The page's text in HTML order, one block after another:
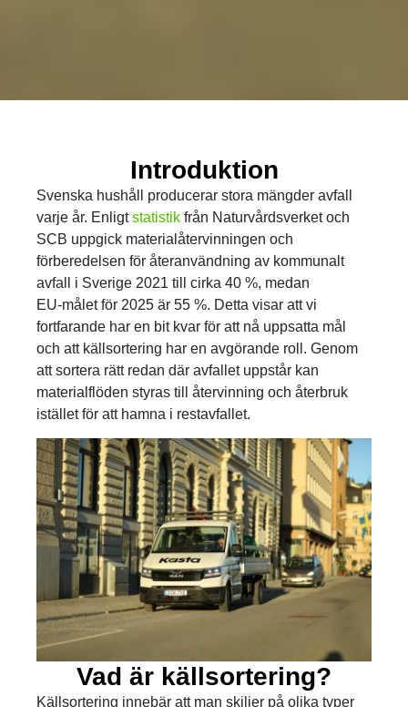
Introduktion
Svenska hushåll producerar stora mängder avfall
varje år. Enligtstatistik från Naturvårdsverket och
SCB uppgick materialåtervinningen och
förberedelsen för återanvändning av kommunalt
avfall i Sverige 2021 till cirka 40 %, medan
EU‑målet för 2025 är 55 %. Detta visar att vi
fortfarande har en bit kvar för att nå uppsatta mål
och att källsortering har en avgörande roll. Genom
att sortera rätt redan där avfallet uppstår kan
materialflöden styras till återvinning och återbruk
istället för att hamna i restavfallet.
Vad är källsortering?
Källsortering innebär att man skiljer på olika typer